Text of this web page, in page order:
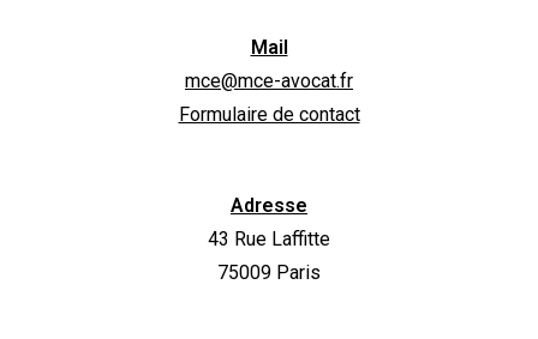
Mail
mce@mce-avocat.fr
Formulaire de contact
Adresse
43 Rue Laffitte
75009 Paris